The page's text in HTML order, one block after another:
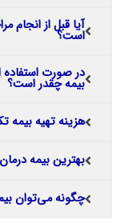
آیا قبل از انجام
است؟
در صورت استفاده
بیمه چقدر است؟
هزینه تهیه بیمه
بهترین بیمه
چگونه می‌توان